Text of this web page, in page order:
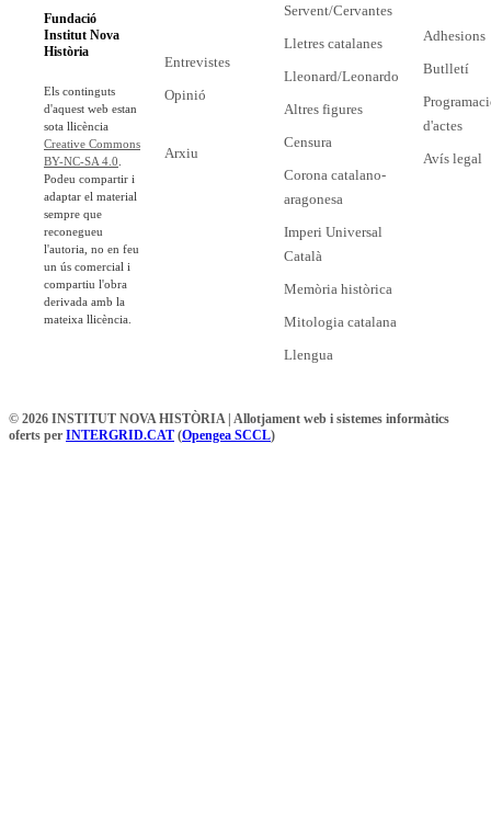
Fundació
Institut Nova
Història
Els continguts
d'aquest web estan
sota llicència
Creative Commons
BY-NC-SA 4.0
Podeu compartir i
adaptar el material
sempre que
reconegueu
l'autoria, no en feu
un ús comercial i
compartiu l'obra
derivada amb la
mateixa llicència.
Entrevistes
Opinió
Arxiu
Servent/Cervantes
Lletres catalanes
Lleonard/Leonardo
Altres figures
Censura
Corona catalano-
aragonesa
Imperi Universal
Català
Memòria històrica
Mitologia catalana
Llengua
Adhesions
Butlletí
d'actes
Avís legal
© 2026 INSTITUT NOVA HISTÒRIA | Allotjament web i sistemes informàtics
oferts per INTERGRID.CAT (Opengea SCCL)